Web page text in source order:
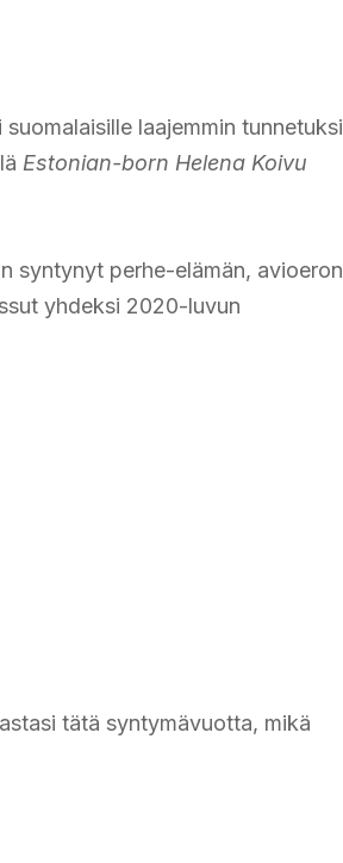
laajemmin tunnetuksi
Estonian-born Helena Koivu
syntynyt perhe-elämän, avioeron
yhdeksi 2020-luvun
tätä syntymävuotta, mikä